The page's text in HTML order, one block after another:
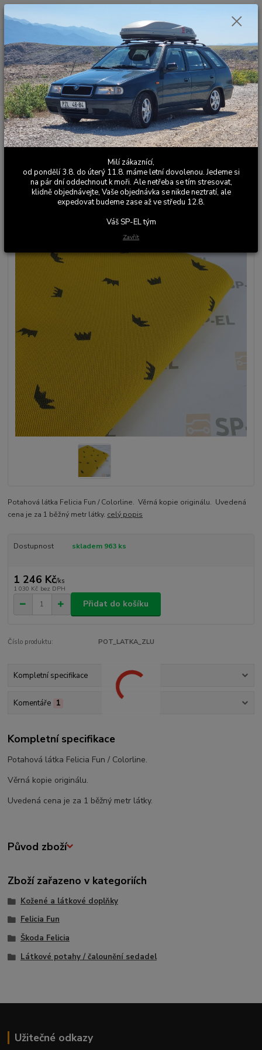
Menu
Hledat
Po - Pá 9:00 - 17:00
0,00 Kč
Úvod Potahová látka Felicia Fun / Colorline žlutá
Potahová látka Felicia Fun /
Colorline žlutá
Novinka
Potahová látka Felicia Fun / Colorline. Věrná kopie originálu. Uvedená
cena je za 1 běžný metr látky. celý popis
Dostupnost skladem 963 ks
1 246 Kč/ks
1 030 Kč bez DPH
Přidat do košíku
Číslo produktu: POT_LATKA_ZLU
Kompletní specifikace
Komentáře 1
Kompletní specifikace
Potahová látka Felicia Fun / Colorline.
Věrná kopie originálu.
Uvedená cena je za 1 běžný metr látky.
Původ zboží
Zboží zařazeno v kategoriích
Kožené a látkové doplňky
Felicia Fun
Škoda Felicia
Látkové potahy / čalounění sedadel
Užitečné odkazy
Milí zákaznící,
od pondělí 3.8. do úterý 11.8. máme letní dovolenou. Jedeme si
na pár dní oddechnout k moři. Ale netřeba se tím stresovat,
klidně objednávejte, Vaše objednávka se nikde neztratí, ale
expedovat budeme zase až ve středu 12.8.
Váš SP-EL tým
Zavřít